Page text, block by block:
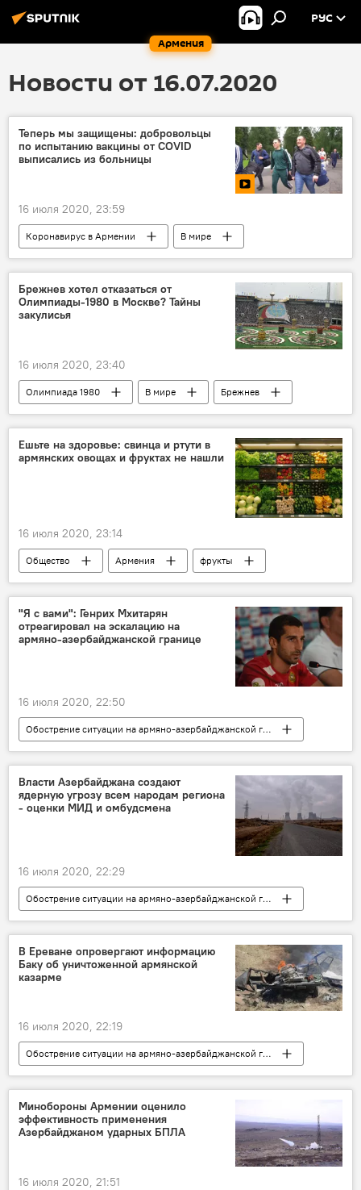
Армения
РУС
Новости от 16.07.2020
Теперь мы защищены: добровольцы
по испытанию вакцины от COVID
выписались из больницы
16 июля 2020, 23:59
Коронавирус в Армении
В мире
Видео
Мультимедиа
коронавирус
Брежнев хотел отказаться от
Олимпиады-1980 в Москве? Тайны
закулисья
16 июля 2020, 23:40
Олимпиада 1980 В мире
Брежнев
Олимпиада
Ешьте на здоровье: свинца и ртути в
армянских овощах и фруктах не нашли
16 июля 2020, 23:14
Общество Армения
фрукты
овощи
"Я с вами": Генрих Мхитарян
отреагировал на эскалацию на
армяно-азербайджанской границе
16 июля 2020, 22:50
Обострение ситуации на армяно-азербайджанской границе
Общество
Армения
граница
Азербайджан
Генрих Мхитарян
Власти Азербайджана создают
ядерную угрозу всем народам региона
- оценки МИД и омбудсмена
16 июля 2020, 22:29
Обострение ситуации на армяно-азербайджанской границе
Общество
Армения
Политика
В мире
МИД
омбудсмен
В Ереване опровергают информацию
Баку об уничтоженной армянской
казарме
16 июля 2020, 22:19
Обострение ситуации на армяно-азербайджанской границе
Политика
Армения
Баку
Минобороны
Минобороны Армении оценило
эффективность применения
Азербайджаном ударных БПЛА
16 июля 2020, 21:51